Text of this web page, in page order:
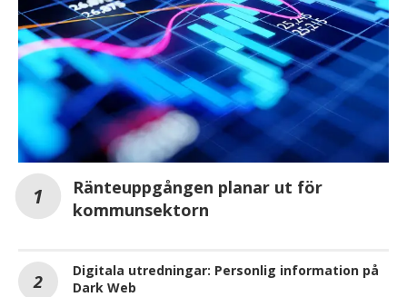
Ränteuppgången planar ut för
kommunsektorn
Digitala utredningar: Personlig information på
Dark Web